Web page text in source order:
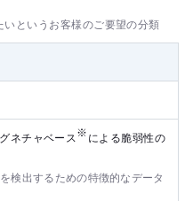
というお客様のご要望の分類
ネチャベース※による脆弱性の
検出するための特徴的なデータ